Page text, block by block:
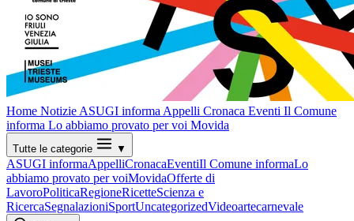
Home Notizie ASUGI informa Appelli Cronaca Eventi Il Comune
informa Lo abbiamo provato per voi Movida
Tutte le categorie ▼
ASUGI informaAppelliCronacaEventiIl Comune informaLo
abbiamo provato per voiMovidaOfferte di
LavoroPoliticaRegioneRicetteScienza e
RicercaSegnalazioniSportUncategorizedVideoartecarnevale